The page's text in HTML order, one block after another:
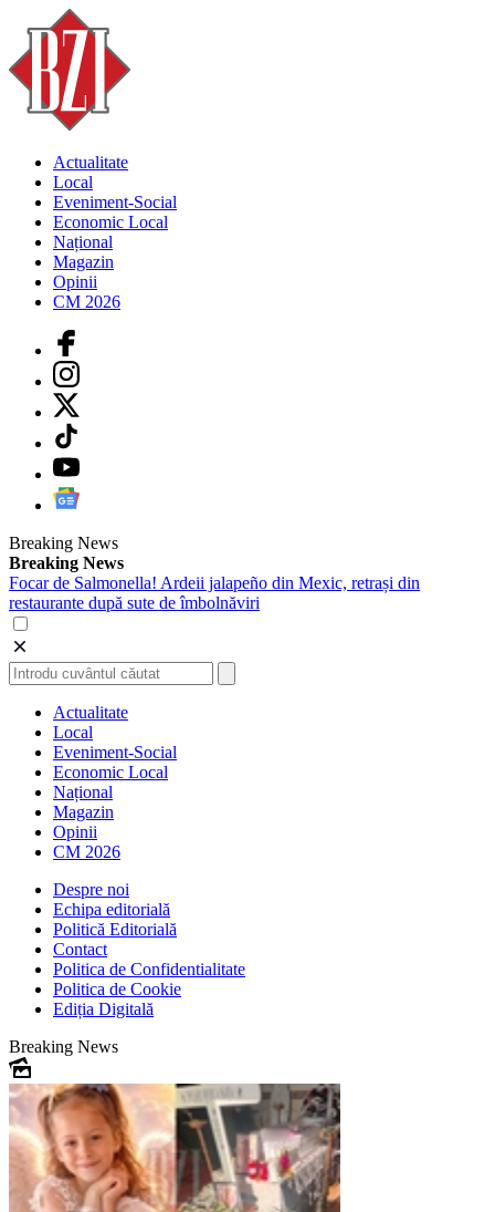
Actualitate
Local
Eveniment-Social
Economic Local
Național
Magazin
Opinii
CM 2026
Breaking News
Breaking News
Focar de Salmonella! Ardeii jalapeño din Mexic, retrași din
restaurante după sute de îmbolnăviri
Actualitate
Local
Eveniment-Social
Economic Local
Național
Magazin
Opinii
CM 2026
Despre noi
Echipa editorială
Politică Editorială
Contact
Politica de Confidentialitate
Politica de Cookie
Ediția Digitală
Breaking News